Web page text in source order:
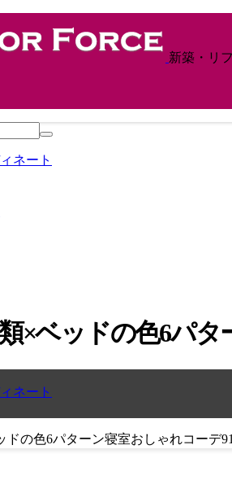
新築・リ
ネート
×ベッドの色6パ
ネート